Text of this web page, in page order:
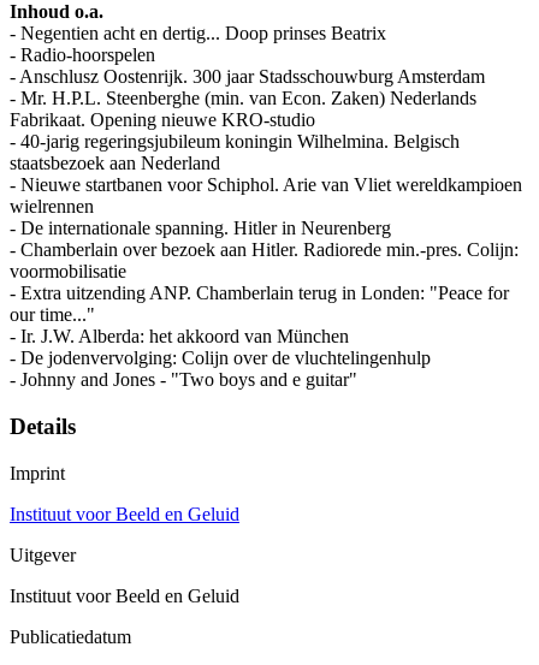
Inhoud o.a.
- Negentien acht en dertig... Doop prinses Beatrix
- Radio-hoorspelen
- Anschlusz Oostenrijk. 300 jaar Stadsschouwburg Amsterdam
- Mr. H.P.L. Steenberghe (min. van Econ. Zaken) Nederlands
Fabrikaat. Opening nieuwe KRO-studio
- 40-jarig regeringsjubileum koningin Wilhelmina. Belgisch
staatsbezoek aan Nederland
- Nieuwe startbanen voor Schiphol. Arie van Vliet wereldkampioen
wielrennen
- De internationale spanning. Hitler in Neurenberg
- Chamberlain over bezoek aan Hitler. Radiorede min.-pres. Colijn:
voormobilisatie
- Extra uitzending ANP. Chamberlain terug in Londen: "Peace for
our time..."
- Ir. J.W. Alberda: het akkoord van München
- De jodenvervolging: Colijn over de vluchtelingenhulp
- Johnny and Jones - "Two boys and e guitar"
Details
Imprint
Instituut voor Beeld en Geluid
Uitgever
Instituut voor Beeld en Geluid
Publicatiedatum